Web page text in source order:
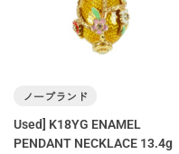
ノーブランド
Used] K18YG ENAMEL
PENDANT NECKLACE 13.4g